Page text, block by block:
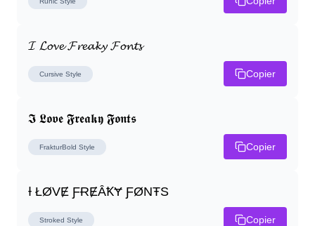
𝓘 𝓛𝓸𝓿𝓮 𝓕𝓻𝓮𝓪𝓴𝔂 𝓕𝓸𝓷𝓽𝓼
Cursive Style Copier
𝕴 𝕷𝖔𝖛𝖊 𝕱𝖗𝖊𝖆𝖐𝖞 𝕱𝖔𝖓𝖙𝖘
FrakturBold Style Copier
Ɨ ŁØVɆ ƑɌɆȂꝀɎ ƑØNŦS
Stroked Style Copier